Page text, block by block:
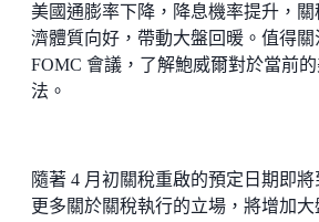
美國通膨率下降，降息機率提升，
濟體質向好，帶動大盤回暖。值得
FOMC 會議，了解鮑威爾對於當前
法。
隨著 4 月初關稅重啟的預定日期即
更多關於關稅執行的立場，將增加